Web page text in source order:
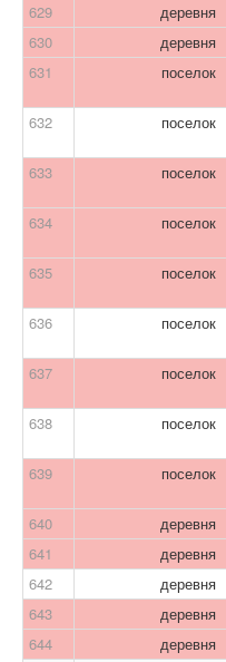
629
деревня
630
деревня
631
поселок
632 поселок
633 поселок
634 поселок
635 поселок
636 поселок
637 поселок
638 поселок
639 поселок
640 деревня
641
деревня
642
деревня
643
деревня
644
деревня